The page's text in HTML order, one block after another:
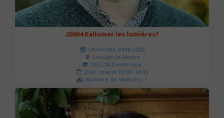
20604 Rallumer les lumières?
Université d'été 2026
Louvain-la-Neuve
COLLIN Dominique
Jour : mardi 10:00- 16:00
Nombre de séances : 1
60 €